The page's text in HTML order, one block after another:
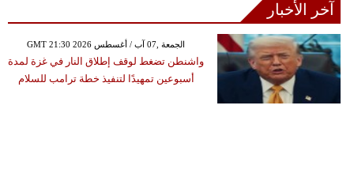
آخر الأخبار
GMT 21:30 2026 الجمعة ,07 آب / أغسطس
واشنطن تضغط لوقف إطلاق النار في غزة لمدة
أسبوعين تمهيدًا لتنفيذ خطة ترامب للسلام